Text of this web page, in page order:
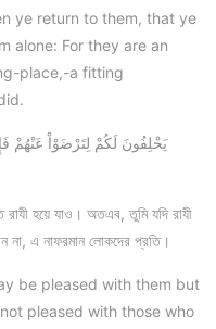
ye return to them, that ye
alone: For they are an
place,-a fitting
রাযী হয়ে যাও। অতএব, তুমি যদি রাযী
না, এ নাফরমান লোকদের প্রতি।
be pleased with them but
pleased with those who